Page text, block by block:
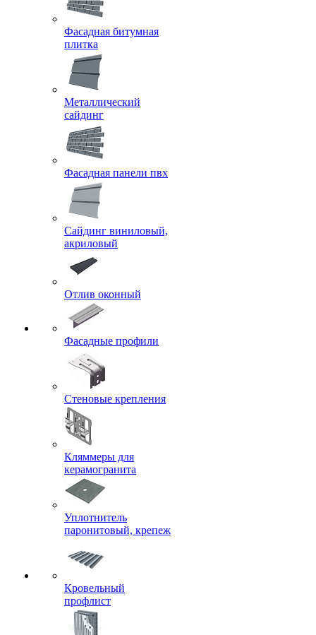
Фасадная битумная
плитка
Металлический
сайдинг
Фасадная панели пвх
Сайдинг виниловый,
акриловый
Отлив оконный
Фасадные профили
Стеновые крепления
Кляммеры для
керамогранита
Уплотнитель
паронитовый, крепеж
Кровельный
профлист